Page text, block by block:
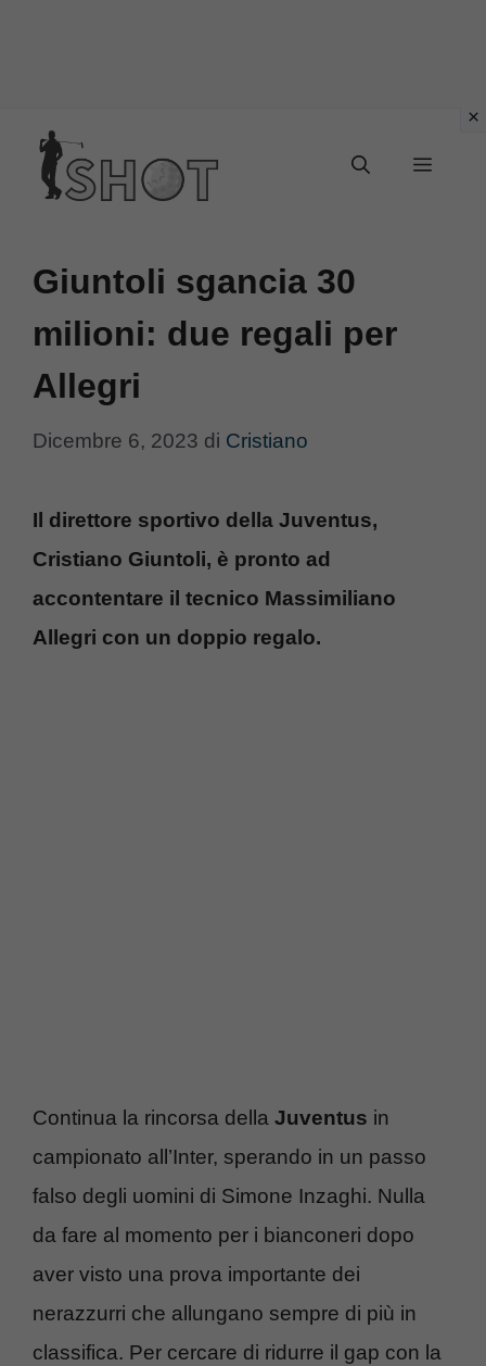
contenuto
Menu
Giuntoli sgancia 30
milioni: due regali per
Allegri
Dicembre 6, 2023 di Cristiano
Il direttore sportivo della Juventus,
Cristiano Giuntoli, è pronto ad
accontentare il tecnico Massimiliano
Allegri con un doppio regalo.
Continua la rincorsa della Juventus in
campionato all’Inter, sperando in un passo
falso degli uomini di Simone Inzaghi. Nulla
da fare al momento per i bianconeri dopo
aver visto una prova importante dei
nerazzurri che allungano sempre di più in
classifica. Per cercare di ridurre il gap con la